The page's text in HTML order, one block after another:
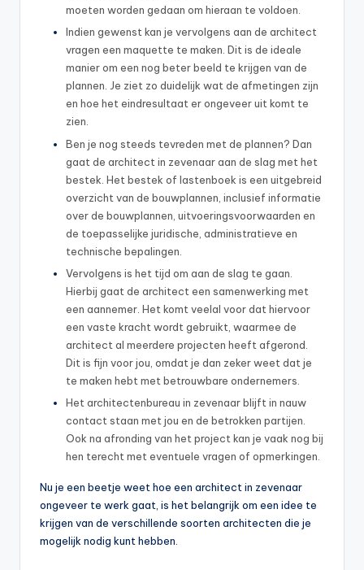
moeten worden gedaan om hieraan te voldoen.
Indien gewenst kan je vervolgens aan de architect
vragen een maquette te maken. Dit is de ideale
manier om een nog beter beeld te krijgen van de
plannen. Je ziet zo duidelijk wat de afmetingen zijn
en hoe het eindresultaat er ongeveer uit komt te
zien.
Ben je nog steeds tevreden met de plannen? Dan
gaat de architect in zevenaar aan de slag met het
bestek. Het bestek of lastenboek is een uitgebreid
overzicht van de bouwplannen, inclusief informatie
over de bouwplannen, uitvoeringsvoorwaarden en
de toepasselijke juridische, administratieve en
technische bepalingen.
Vervolgens is het tijd om aan de slag te gaan.
Hierbij gaat de architect een samenwerking met
een aannemer. Het komt veelal voor dat hiervoor
een vaste kracht wordt gebruikt, waarmee de
architect al meerdere projecten heeft afgerond.
Dit is fijn voor jou, omdat je dan zeker weet dat je
te maken hebt met betrouwbare ondernemers.
Het architectenbureau in zevenaar blijft in nauw
contact staan met jou en de betrokken partijen.
Ook na afronding van het project kan je vaak nog bij
hen terecht met eventuele vragen of opmerkingen.
Nu je een beetje weet hoe een architect in zevenaar
ongeveer te werk gaat, is het belangrijk om een idee te
krijgen van de verschillende soorten architecten die je
mogelijk nodig kunt hebben.